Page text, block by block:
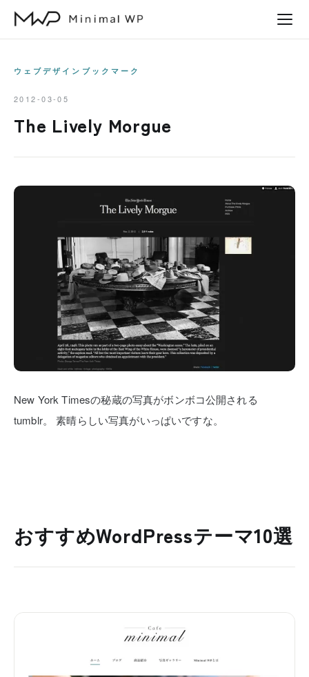
ウェブデザインブックマーク
2012-03-05
The Lively Morgue
New York Timesの秘蔵の写真がボンボコ公開される
tumblr。
素晴らしい写真がいっぱいですな。
おすすめWordPressテーマ10選